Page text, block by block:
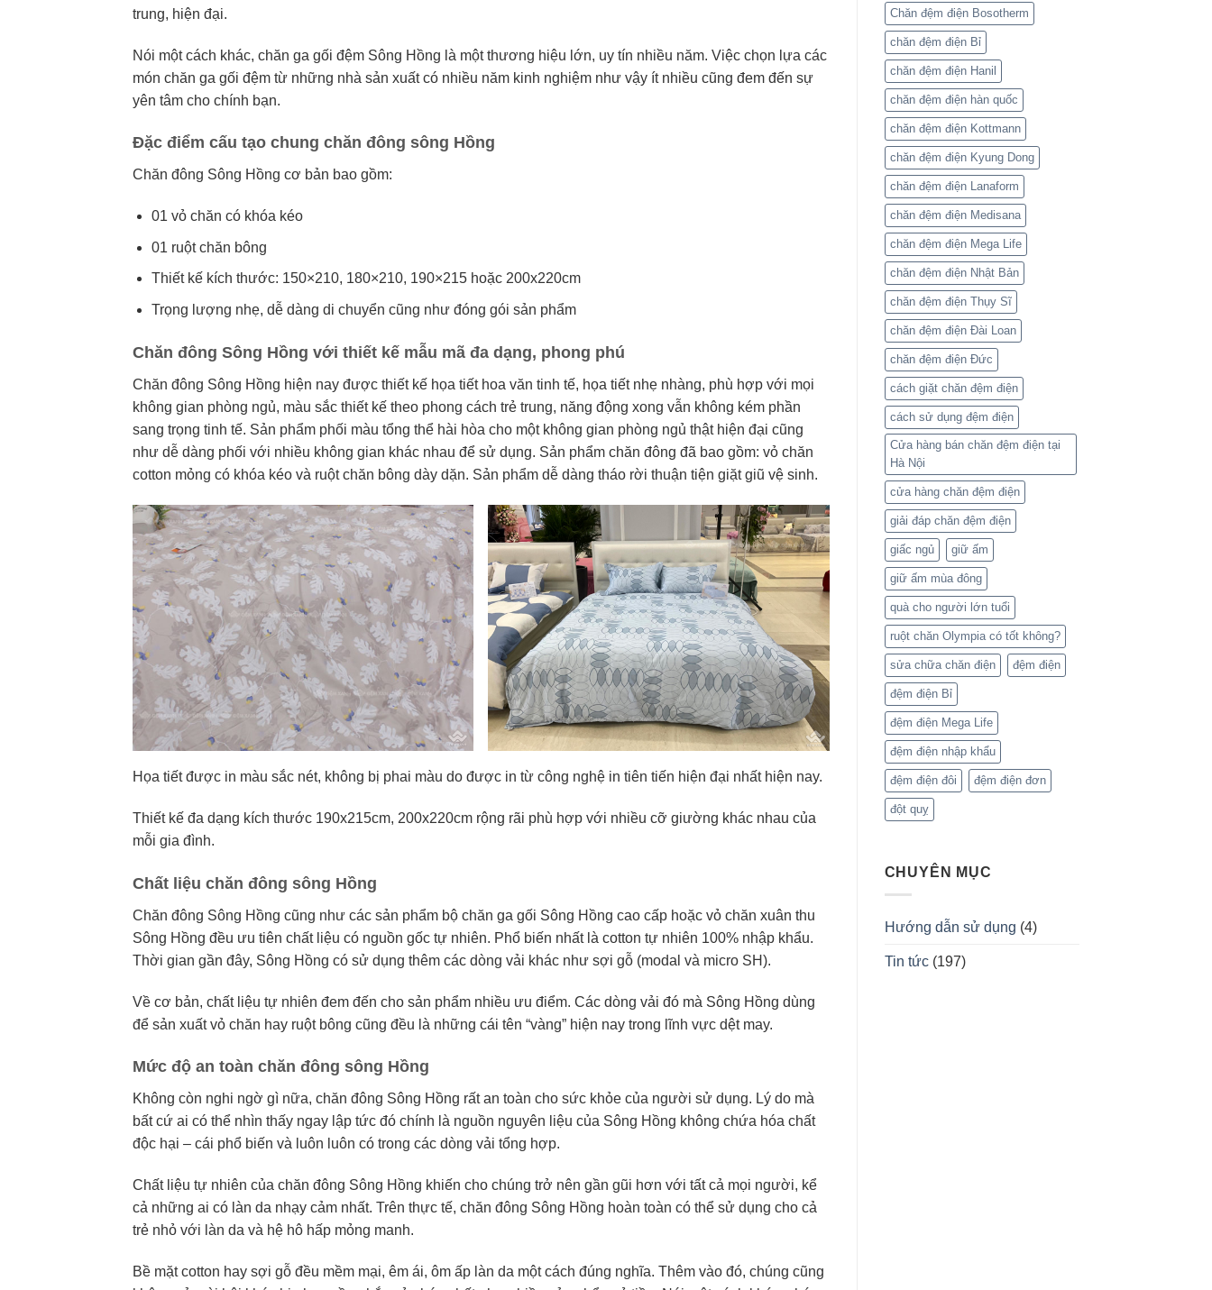
trung, hiện đại.
Nói một cách khác, chăn ga gối đệm Sông Hồng là một thương hiệu lớn, uy tín nhiều năm. Việc chọn lựa các
món chăn ga gối đệm từ những nhà sản xuất có nhiều năm kinh nghiệm như vậy ít nhiều cũng đem đến sự
yên tâm cho chính bạn.
Đặc điểm cấu tạo chung chăn đông sông Hồng
Chăn đông Sông Hồng cơ bản bao gồm:
01 vỏ chăn có khóa kéo
01 ruột chăn bông
Thiết kế kích thước: 150×210, 180×210, 190×215 hoặc 200x220cm
Trọng lượng nhẹ, dễ dàng di chuyển cũng như đóng gói sản phẩm
Chăn đông Sông Hồng với thiết kế mẫu mã đa dạng, phong phú
Chăn đông Sông Hồng hiện nay được thiết kế họa tiết hoa văn tinh tế, họa tiết nhẹ nhàng, phù hợp với mọi
không gian phòng ngủ, màu sắc thiết kế theo phong cách trẻ trung, năng động xong vẫn không kém phần
sang trọng tinh tế. Sản phẩm phối màu tổng thể hài hòa cho một không gian phòng ngủ thật hiện đại cũng
như dễ dàng phối với nhiều không gian khác nhau để sử dụng. Sản phẩm chăn đông đã bao gồm: vỏ chăn
cotton mỏng có khóa kéo và ruột chăn bông dày dặn. Sản phẩm dễ dàng tháo rời thuận tiện giặt giũ vệ sinh.
Họa tiết được in màu sắc nét, không bị phai màu do được in từ công nghệ in tiên tiến hiện đại nhất hiện nay.
Thiết kế đa dạng kích thước 190x215cm, 200x220cm rộng rãi phù hợp với nhiều cỡ giường khác nhau của
mỗi gia đình.
Chất liệu chăn đông sông Hồng
Chăn đông Sông Hồng cũng như các sản phẩm bộ chăn ga gối Sông Hồng cao cấp hoặc vỏ chăn xuân thu
Sông Hồng đều ưu tiên chất liệu có nguồn gốc tự nhiên. Phổ biến nhất là cotton tự nhiên 100% nhập khẩu.
Thời gian gần đây, Sông Hồng có sử dụng thêm các dòng vải khác như sợi gỗ (modal và micro SH).
Về cơ bản, chất liệu tự nhiên đem đến cho sản phẩm nhiều ưu điểm. Các dòng vải đó mà Sông Hồng dùng
để sản xuất vỏ chăn hay ruột bông cũng đều là những cái tên “vàng” hiện nay trong lĩnh vực dệt may.
Mức độ an toàn chăn đông sông Hồng
Không còn nghi ngờ gì nữa, chăn đông Sông Hồng rất an toàn cho sức khỏe của người sử dụng. Lý do mà
bất cứ ai có thể nhìn thấy ngay lập tức đó chính là nguồn nguyên liệu của Sông Hồng không chứa hóa chất
độc hại – cái phổ biến và luôn luôn có trong các dòng vải tổng hợp.
Chất liệu tự nhiên của chăn đông Sông Hồng khiến cho chúng trở nên gần gũi hơn với tất cả mọi người, kể
cả những ai có làn da nhạy cảm nhất. Trên thực tế, chăn đông Sông Hồng hoàn toàn có thể sử dụng cho cả
trẻ nhỏ với làn da và hệ hô hấp mỏng manh.
Bề mặt cotton hay sợi gỗ đều mềm mại, êm ái, ôm ấp làn da một cách đúng nghĩa. Thêm vào đó, chúng cũng
Chăn đệm điện Bosotherm
chăn đệm điện Bỉ
chăn đệm điện Hanil
chăn đệm điện hàn quốc
chăn đệm điện Kottmann
chăn đệm điện Kyung Dong
chăn đệm điện Lanaform
chăn đệm điện Medisana
chăn đệm điện Mega Life
chăn đệm điện Nhật Bản
chăn đệm điện Thụy Sĩ
chăn đệm điện Đài Loan
chăn đệm điện Đức
cách giặt chăn đệm điện
cách sử dụng đệm điện
Cửa hàng bán chăn đệm điện tại
Hà Nội
cửa hàng chăn đệm điện
giải đáp chăn đệm điện
giấc ngủ giữ ấm
giữ ấm mùa đông
quà cho người lớn tuổi
ruột chăn Olympia có tốt không?
sửa chữa chăn điện đệm điện
đệm điện Bỉ
đệm điện Mega Life
đệm điện nhập khẩu
đệm điện đôi đệm điện đơn
đột quỵ
CHUYÊN MỤC
Hướng dẫn sử dụng (4)
Tin tức(197)